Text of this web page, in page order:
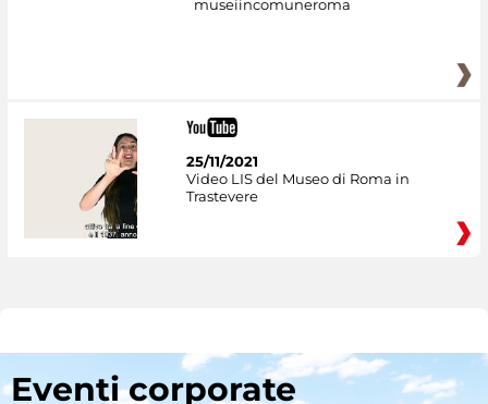
museiincomuneroma
25/11/2021
Video LIS del Museo di Roma in
Trastevere
Eventi corporate